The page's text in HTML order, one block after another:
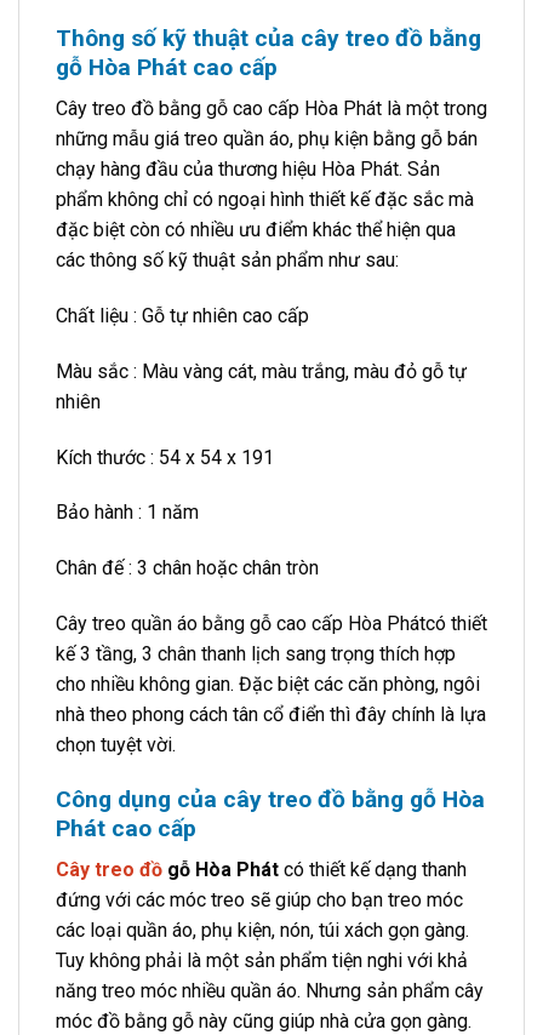
Thông số kỹ thuật của cây treo đồ bằng
gỗ Hòa Phát cao cấp
Cây treo đồ bằng gỗ cao cấp Hòa Phát là một trong
những mẫu giá treo quần áo, phụ kiện bằng gỗ bán
chạy hàng đầu của thương hiệu Hòa Phát. Sản
phẩm không chỉ có ngoại hình thiết kế đặc sắc mà
đặc biệt còn có nhiều ưu điểm khác thể hiện qua
các thông số kỹ thuật sản phẩm như sau:
Chất liệu : Gỗ tự nhiên cao cấp
Màu sắc : Màu vàng cát, màu trắng, màu đỏ gỗ tự
nhiên
Kích thước : 54 x 54 x 191
Bảo hành : 1 năm
Chân đế : 3 chân hoặc chân tròn
Cây treo quần áo bằng gỗ cao cấp Hòa Phátcó thiết
kế 3 tầng, 3 chân thanh lịch sang trọng thích hợp
cho nhiều không gian. Đặc biệt các căn phòng, ngôi
nhà theo phong cách tân cổ điển thì đây chính là lựa
chọn tuyệt vời.
Công dụng của cây treo đồ bằng gỗ Hòa
Phát cao cấp
Cây treo đồ gỗ Hòa Phát có thiết kế dạng thanh
đứng với các móc treo sẽ giúp cho bạn treo móc
các loại quần áo, phụ kiện, nón, túi xách gọn gàng.
Tuy không phải là một sản phẩm tiện nghi với khả
năng treo móc nhiều quần áo. Nhưng sản phẩm cây
móc đồ bằng gỗ này cũng giúp nhà cửa gọn gàng.